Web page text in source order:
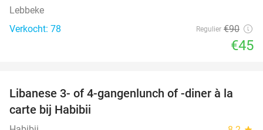
Lebbeke
Verkocht: 78
Regulier €90
€45
44%
Libanese 3- of 4-gangenlunch of -diner à la
carte bij Habibii